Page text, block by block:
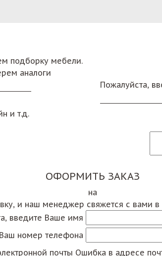
подборку мебели.
аналоги
Пожалуйста,
и т.д.
ОФОРМИТЬ ЗАКАЗ
на
и наш менеджер свяжется с вами
введите Ваше имя
номер телефона
почты Ошибка в адресе